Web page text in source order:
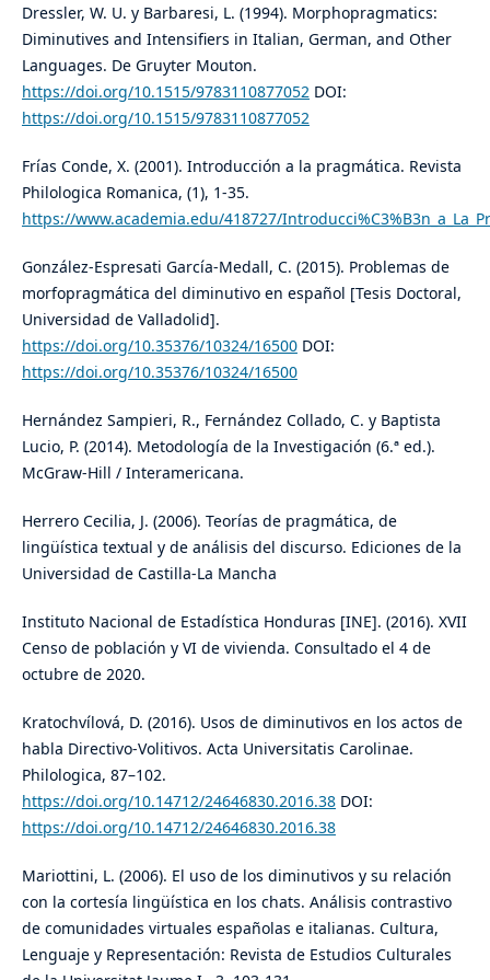
Dressler, W. U. y Barbaresi, L. (1994). Morphopragmatics:
Diminutives and Intensifiers in Italian, German, and Other
Languages. De Gruyter Mouton.
https://doi.org/10.1515/9783110877052 DOI:
https://doi.org/10.1515/9783110877052
Frías Conde, X. (2001). Introducción a la pragmática. Revista
Philologica Romanica, (1), 1-35.
https://www.academia.edu/418727/
González-Espresati García-Medall, C. (2015). Problemas de
morfopragmática del diminutivo en español [Tesis Doctoral,
Universidad de Valladolid].
https://doi.org/10.35376/10324/16500DOI:
https://doi.org/10.35376/10324/16500
Hernández Sampieri, R., Fernández Collado, C. y Baptista
Lucio, P. (2014). Metodología de la Investigación (6.ª ed.).
McGraw-Hill / Interamericana.
Herrero Cecilia, J. (2006). Teorías de pragmática, de
lingüística textual y de análisis del discurso. Ediciones de la
Universidad de Castilla-La Mancha
Instituto Nacional de Estadística Honduras [INE]. (2016). XVII
Censo de población y VI de vivienda. Consultado el 4 de
octubre de 2020.
Kratochvílová, D. (2016). Usos de diminutivos en los actos de
habla Directivo-Volitivos. Acta Universitatis Carolinae.
Philologica, 87–102.
https://doi.org/10.14712/24646830.2016.38DOI:
https://doi.org/10.14712/24646830.2016.38
Mariottini, L. (2006). El uso de los diminutivos y su relación
con la cortesía lingüística en los chats. Análisis contrastivo
de comunidades virtuales españolas e italianas. Cultura,
Lenguaje y Representación: Revista de Estudios Culturales